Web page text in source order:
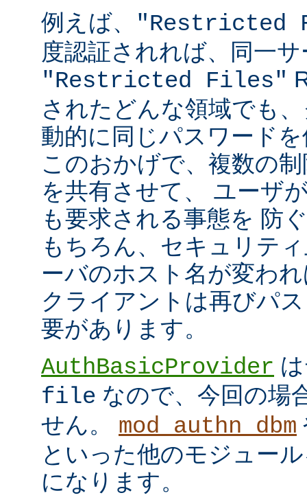
例えば、
"Restricted
度認証されれば、同一
"Restricted Files"
されたどんな領域でも
動的に同じパスワード
このおかげで、複数の
を共有させて、 ユーザ
も要求される事態を 防
もちろん、セキュリテ
ーバのホスト名が変わ
クライアントは再びパ
要があります。
AuthBasicProvider
file なので、今回の場
せん。 mod_authn_dbm
といった他のモジュー
になります。